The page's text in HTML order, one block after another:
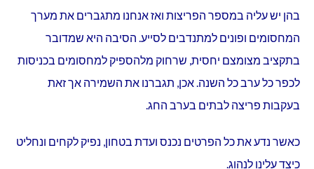
בהן יש עליה במספר הפריצות ואז אנחנו מתגברים את מערך
המחסומים ופונים למתנדבים לסייע. הסיבה היא שמדובר
בתקציב מצומצם יחסית, שרחוק מלהספיק למחסומים בכניסות
לכפר כל ערב כל השנה. אכן, תגברנו את השמירה אך זאת
בעקבות פריצה לבתים בערב החג.
כאשר נדע את כל הפרטים נכנס ועדת בטחון, נפיק לקחים ונחליט
כיצד עלינו לנהוג.